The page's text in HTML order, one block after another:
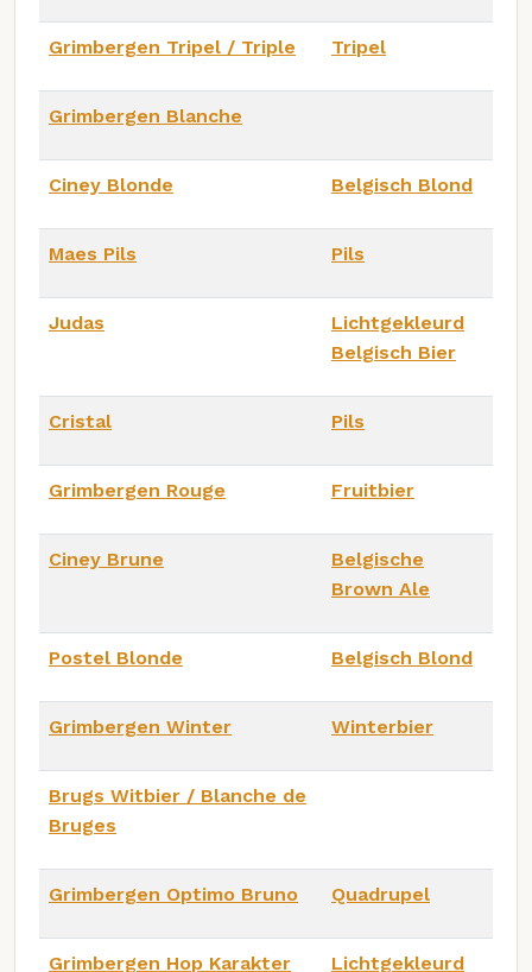
Grimbergen Tripel / Triple Tripel
Grimbergen Blanche
Ciney Blonde Belgisch Blond
Maes Pils Pils
Judas
Lichtgekleurd
Belgisch Bier
Cristal Pils
Grimbergen Rouge Fruitbier
Ciney Brune
Belgische
Brown Ale
Postel Blonde Belgisch Blond
Grimbergen Winter Winterbier
Brugs Witbier / Blanche de
Bruges
Grimbergen Optimo Bruno Quadrupel
Grimbergen Hop Karakter
Lichtgekleurd